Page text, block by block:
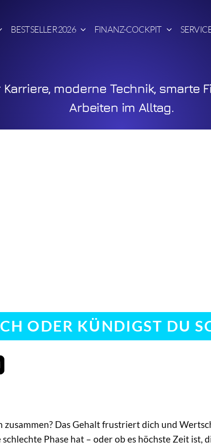
BESTSELLER 2026 FINANZ-COCKPIT
moderne Technik, smarte
Arbeiten im Alltag.
ODER KÜNDIGST DU
Das Gehalt frustriert dich und
Phase hat – oder ob es höchste Zeit ist,